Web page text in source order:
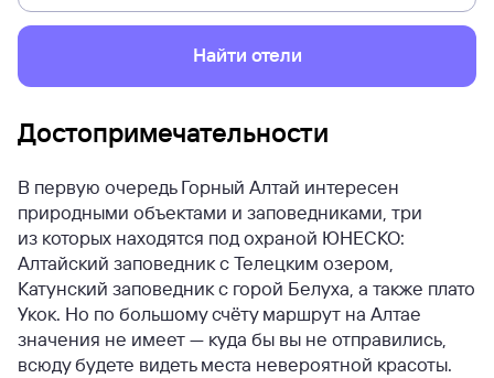
Найти отели
Достопримечательности
В первую очередь Горный Алтай интересен
природными объектами и заповедниками, три
из которых находятся под охраной ЮНЕСКО:
Алтайский заповедник с Телецким озером,
Катунский заповедник с горой Белуха, а также плато
Укок. Но по большому счёту маршрут на Алтае
значения не имеет — куда бы вы не отправились,
всюду будете видеть места невероятной красоты.